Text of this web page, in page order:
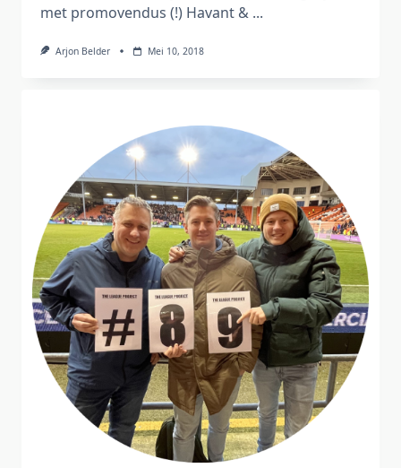
met promovendus (!) Havant & ...
Arjon Belder Mei 10, 2018